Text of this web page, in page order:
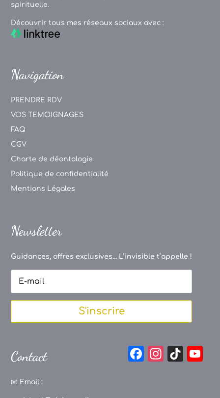
spirituelle.
Découvrir tous mes réseaux sociaux avec :
Navigation
PRENDRE RDV
VOS TEMOIGNAGES
FAQ
CGV
Charte de déontologie
Politique de confidentialité
Mentions Légales
Newsletter
Guidances, offres exclusives... L’invisible t’appelle !
S'inscrire
Contact
📧 Email :
F
In Ti